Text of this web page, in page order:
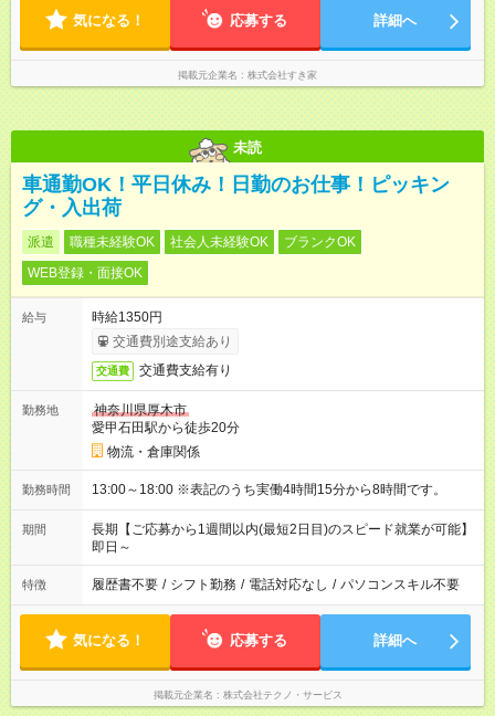
気になる！ 応募する 詳細へ
掲載元企業名 株式会社すき家
未読
車通勤OK！平日休み！日勤のお仕事！ピッキン
グ・入出荷
派遣 職種未経験OK 社会人未経験OK
ブランクOK
WEB登録・面接OK
給与
時給1350円
交通費別途支給あり
交通費 交通費支給有り
勤務地
神奈川県厚木市
愛甲石田駅から徒歩20分
物流・倉庫関係
勤務時間 13:00～18:00 ※表記のうち実働4時間15分から8時間です。
期間
長期【ご応募から1週間以内(最短2日目)のスピード就業が可能】
即日～
特徴 履歴書不要 / シフト勤務 / 電話対応なし / パソコンスキル不要
気になる！ 応募する 詳細へ
掲載元企業名 株式会社テクノ・サービス